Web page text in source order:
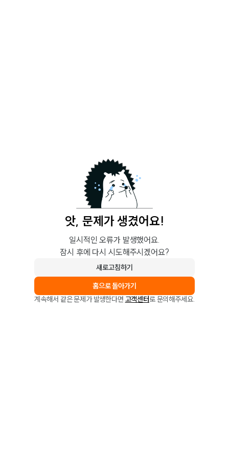
앗, 문제가 생겼어요!
일시적인 오류가 발생했어요.
잠시 후에 다시 시도해주시겠어요?
새로고침하기
홈으로 돌아가기
계속해서 같은 문제가 발생한다면 고객센터로 문의해주세요.